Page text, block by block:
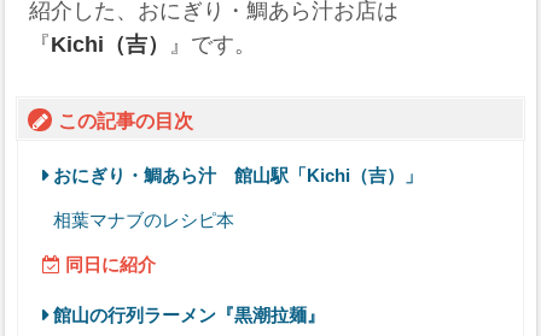
紹介した、おにぎり・鯛あら汁お店は
『Kichi（吉） 』です。
この記事の目次
おにぎり・鯛あら汁 館山駅「Kichi（吉）」
相葉マナブのレシピ本
同日に紹介
館山の行列ラーメン『黒潮拉麺』